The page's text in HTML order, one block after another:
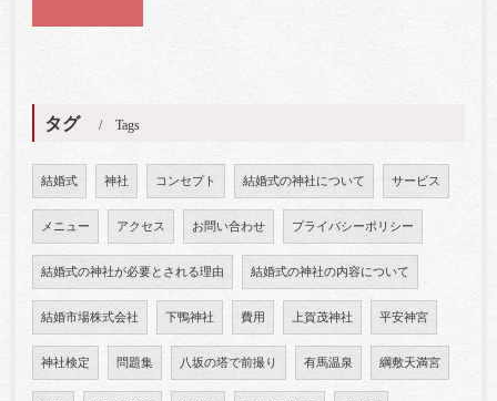
タグ Tags
結婚式 神社 コンセプト 結婚式の神社について サービス
メニュー アクセス お問い合わせ プライバシーポリシー
結婚式の神社が必要とされる理由 結婚式の神社の内容について
結婚市場株式会社 下鴨神社 費用 上賀茂神社 平安神宮
神社検定 問題集 八坂の塔で前撮り 有馬温泉 綱敷天満宮